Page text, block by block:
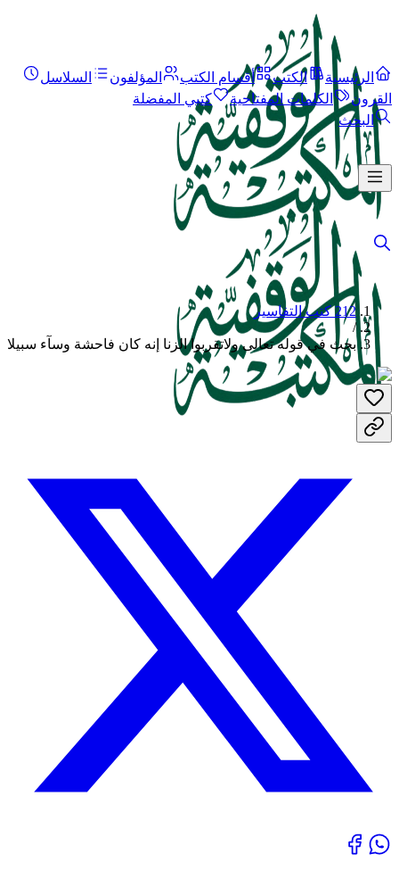
الرئيسية الكتب أقسام الكتب المؤلفون
السلاسل
القرون
الكلمات المفتاحية
كتبي المفضلة
البحث
212 كتب التفاسير
/
بحث في قوله تعالى ولاتقربوا الزنا إنه كان فاحشة وسآء سبيلا